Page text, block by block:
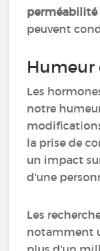
peuvent
Humeur
Les
notre
la prise de
un impact
d'une
Les
notamment